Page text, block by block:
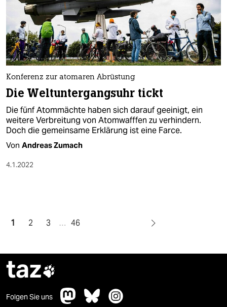
Konferenz zur atomaren Abrüstung
Die Weltuntergangsuhr tickt
Die fünf Atommächte haben sich darauf geeinigt, ein
weitere Verbreitung von Atomwafffen zu verhindern.
Doch die gemeinsame Erklärung ist eine Farce.
Von Andreas Zumach
4.1.2022
1 2 3 … 46
taz
Folgen Sie uns